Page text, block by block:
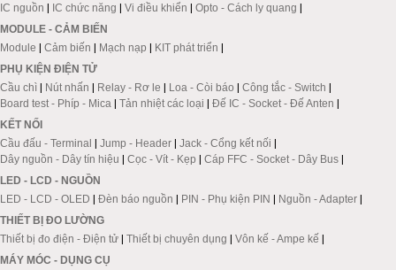
IC nguồn | IC chức năng | Vi điều khiển | Opto - Cách ly quang |
MODULE - CẢM BIẾN
Module | Cảm biến | Mạch nạp | KIT phát triển |
PHỤ KIỆN ĐIỆN TỬ
Cầu chì | Nút nhấn | Relay - Rơ le | Loa - Còi báo | Công tắc - Switch |
Board test - Phíp - Mica | Tản nhiệt các loại | Đế IC - Socket - Đế Anten |
KẾT NỐI
Cầu đấu - Terminal | Jump - Header | Jack - Cổng kết nối |
Dây nguồn - Dây tín hiệu | Cọc - Vít - Kẹp | Cáp FFC - Socket - Dây Bus |
LED - LCD - NGUỒN
LED - LCD - OLED | Đèn báo nguồn | PIN - Phụ kiện PIN | Nguồn - Adapter |
THIẾT BỊ ĐO LƯỜNG
Thiết bị đo điện - Điện tử | Thiết bị chuyên dụng | Vôn kế - Ampe kế |
MÁY MÓC - DỤNG CỤ